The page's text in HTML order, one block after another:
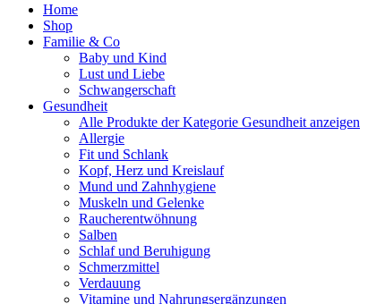
Home
Shop
Familie & Co
Baby und Kind
Lust und Liebe
Schwangerschaft
Gesundheit
Alle Produkte der Kategorie Gesundheit anzeigen
Allergie
Fit und Schlank
Kopf, Herz und Kreislauf
Mund und Zahnhygiene
Muskeln und Gelenke
Raucherentwöhnung
Salben
Schlaf und Beruhigung
Schmerzmittel
Verdauung
Vitamine und Nahrungsergänzungen